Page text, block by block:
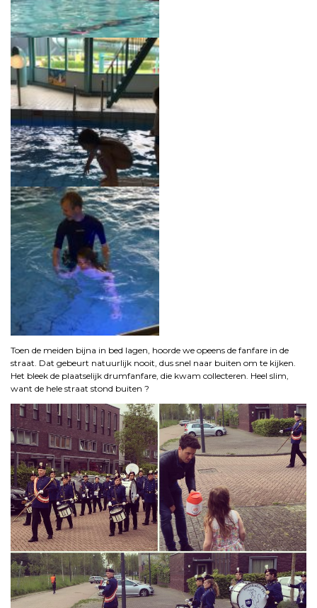
Toen de meiden bijna in bed lagen, hoorde we opeens de fanfare in de
straat. Dat gebeurt natuurlijk nooit, dus snel naar buiten om te kijken.
Het bleek de plaatselijk drumfanfare, die kwam collecteren. Heel slim,
want de hele straat stond buiten ?